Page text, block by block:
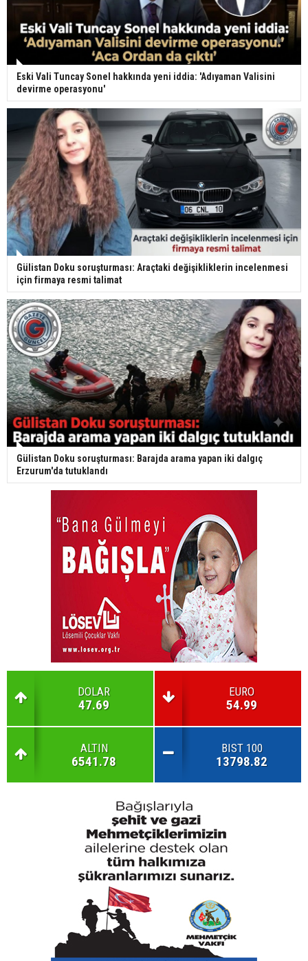
Eski Vali Tuncay Sonel hakkında yeni iddia: 'Adıyaman Valisini
devirme operasyonu'
Gülistan Doku soruşturması: Araçtaki değişikliklerin incelenmesi
için firmaya resmi talimat
Gülistan Doku soruşturması: Barajda arama yapan iki dalgıç
Erzurum'da tutuklandı
DOLAR
47.69
EURO
54.99
ALTIN
6541.78
BIST 100
13798.82